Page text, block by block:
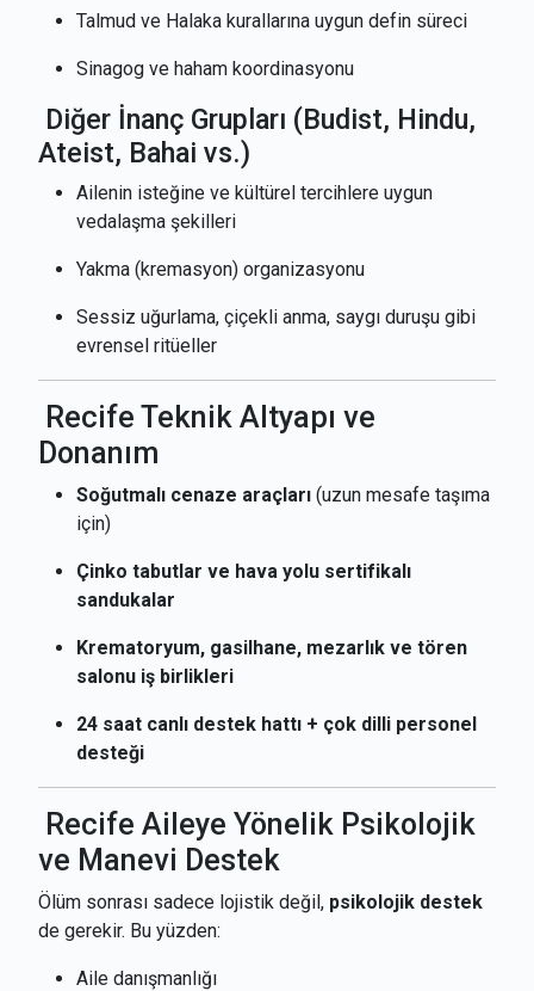
Talmud ve Halaka kurallarına uygun defin süreci
Sinagog ve haham koordinasyonu
Diğer İnanç Grupları (Budist, Hindu,
Ateist, Bahai vs.)
Ailenin isteğine ve kültürel tercihlere uygun
vedalaşma şekilleri
Yakma (kremasyon) organizasyonu
Sessiz uğurlama, çiçekli anma, saygı duruşu gibi
evrensel ritüeller
Recife Teknik Altyapı ve
Donanım
Soğutmalı cenaze araçları (uzun mesafe taşıma
için)
Çinko tabutlar ve hava yolu sertifikalı
sandukalar
Krematoryum, gasilhane, mezarlık ve tören
salonu iş birlikleri
24 saat canlı destek hattı + çok dilli personel
desteği
Recife Aileye Yönelik Psikolojik
ve Manevi Destek
Ölüm sonrası sadece lojistik değil, psikolojik destek
de gerekir. Bu yüzden:
Aile danışmanlığı